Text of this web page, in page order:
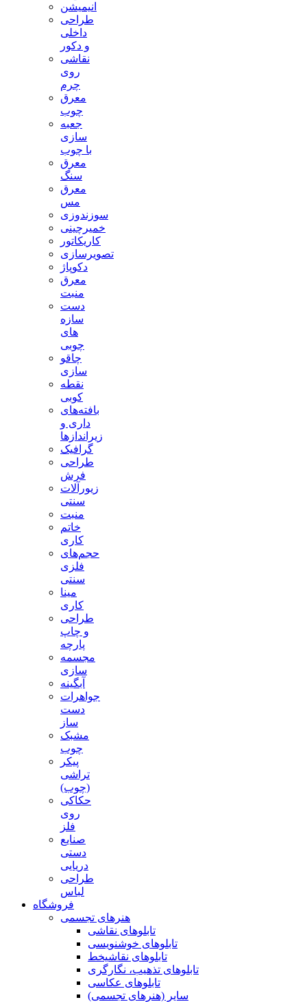
انیمیشن
طراحی
داخلی
و دکور
نقاشی
روی
چرم
معرق
چوب
جعبه
سازی
با چوب
معرق
سنگ
معرق
مس
سوزندوزی
خمیرچینی
کاریکاتور
تصویرسازی
دکوپاژ
معرق
منبت
دست
سازه
های
چوبی
چاقو
سازی
نقطه
کوبی
بافته‌های
داری و
زیراندازها
گرافیک
طراحی
فرش
زیورآلات
سنتی
منبت
خاتم
کاری
حجم‌های
فلزی
سنتی
مینا
کاری
طراحی
و چاپ
پارچه
مجسمه
سازی
آبگینه
جواهرات
دست
ساز
مشبک
چوب
پیکر
تراشی
(چوب)
حکاکی
روی
فلز
صنایع
دستی
دریایی
طراحی
لباس
فروشگاه
هنرهای تجسمی
تابلوهای نقاشی
تابلوهای خوشنویسی
تابلوهای نقاشیخط
تابلوهای تذهیب، نگارگری
تابلوهای عکاسی
سایر (هنرهای تجسمی)